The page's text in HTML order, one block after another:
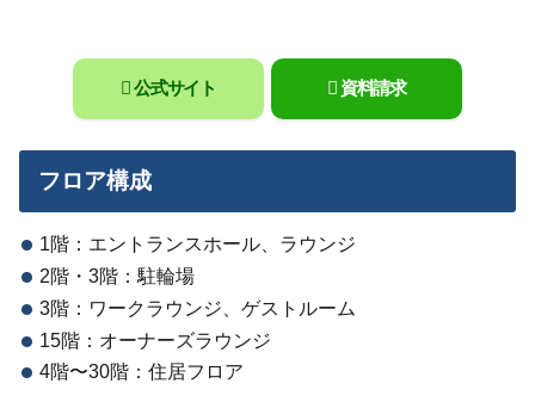
公式サイト 資料請求
フロア構成
1階：エントランスホール、ラウンジ
2階・3階：駐輪場
3階：ワークラウンジ、ゲストルーム
15階：オーナーズラウンジ
4階〜30階：住居フロア